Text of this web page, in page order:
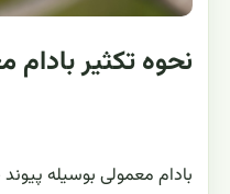
نحوه تکثیر بادام
بادام معمولی بوسیله